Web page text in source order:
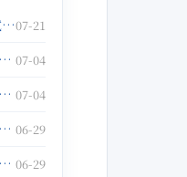
2026年资产评估师考试报名倒计时5天！抓紧报名啦！07-21
体矿产矿业权出让底价评估应用指南》的公告 07-04
从事证券服务业务资产评估机构注销备案名单(2026年5月25日) 07-04
山东省资产评估协会关于征集数据资产评估与管理典型案例的通知 06-29
以财务报告为目的评估培训班的通知 06-29